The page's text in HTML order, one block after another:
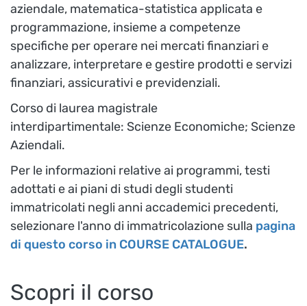
aziendale, matematica-statistica applicata e
programmazione, insieme a competenze
specifiche per operare nei mercati finanziari e
analizzare, interpretare e gestire prodotti e servizi
finanziari, assicurativi e previdenziali.
Corso di laurea magistrale
interdipartimentale: Scienze Economiche; Scienze
Aziendali.
Per le informazioni relative ai programmi, testi
adottati e ai piani di studi degli studenti
immatricolati negli anni accademici precedenti,
selezionare l'anno di immatricolazione sulla pagina
di questo corso in COURSE CATALOGUE.
Scopri il corso